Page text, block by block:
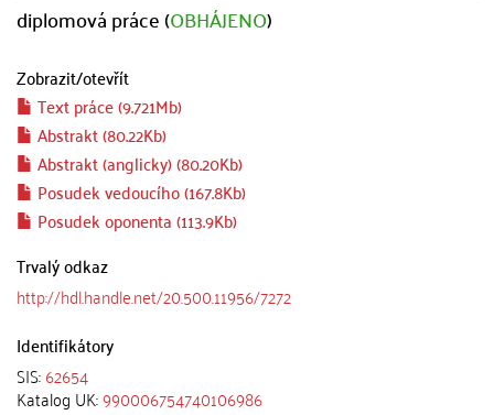
diplomová práce (OBHÁJENO)
Zobrazit/otevřít
Text práce (9.721Mb)
Abstrakt (80.22Kb)
Abstrakt (anglicky) (80.20Kb)
Posudek vedoucího (167.8Kb)
Posudek oponenta (113.9Kb)
Trvalý odkaz
http://hdl.handle.net/20.500.11956/7272
Identifikátory
SIS:62654
Katalog UK:990006754740106986